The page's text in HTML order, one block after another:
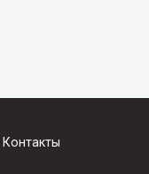
Контакты